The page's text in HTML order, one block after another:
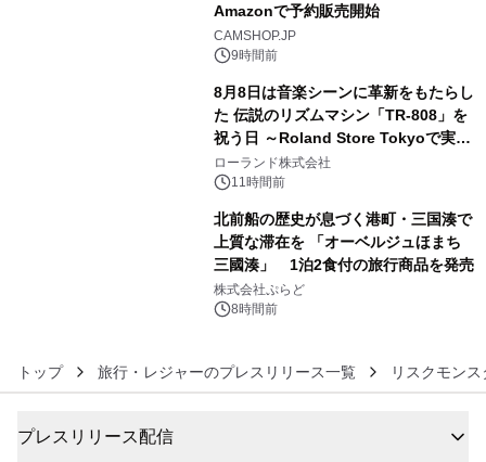
Amazonで予約販売開始
CAMSHOP.JP
9時間前
8月8日は音楽シーンに革新をもたらし
た 伝説のリズムマシン「TR-808」を
祝う日 ～Roland Store Tokyoで実機
を展示しての 記念キャンペーンを開
催 英国ラジオ「NTS」の 特別プログ
アーティストを フィーチャーしたアニ
メーションを公開～
ローランド株式会社
11時間前
北前船の歴史が息づく港町・三国湊で
上質な滞在を 「オーベルジュほまち
三國湊」 1泊2食付の旅行商品を発売
株式会社ぷらど
8時間前
トップ 旅行・レジャーのプレスリリース一覧 リスクモン
プレスリリース配信